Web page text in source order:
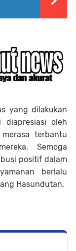
yang dilakukan
diapresiasi oleh
terbantu
Semoga
positif dalam
berlalu
Hasundutan.